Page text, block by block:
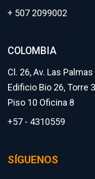
+ 507 2099002
COLOMBIA
Cl. 26, Av. Las
Edificio Bio 26, Torre 3
Piso 10 Oficina 8
+57 - 4310559
SÍGUENOS